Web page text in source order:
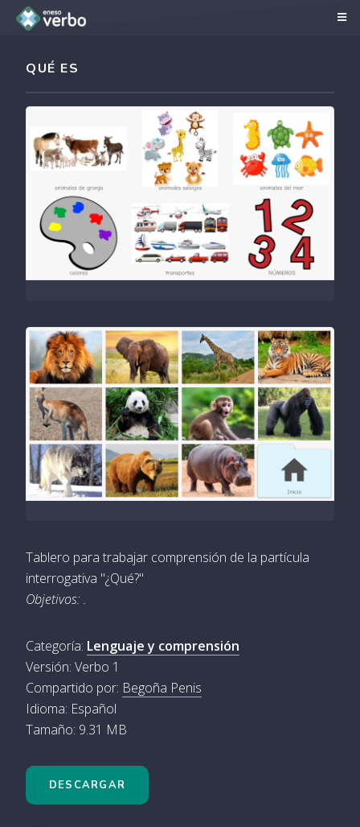
QUÉ ES
Tablero para trabajar comprensión de la partícula
interrogativa "¿Qué?"
Objetivos: .
Categoría: Lenguaje y comprensión
Versión: Verbo 1
Compartido por: Begoña Penis
Idioma: Español
Tamaño: 9.31 MB
DESCARGAR